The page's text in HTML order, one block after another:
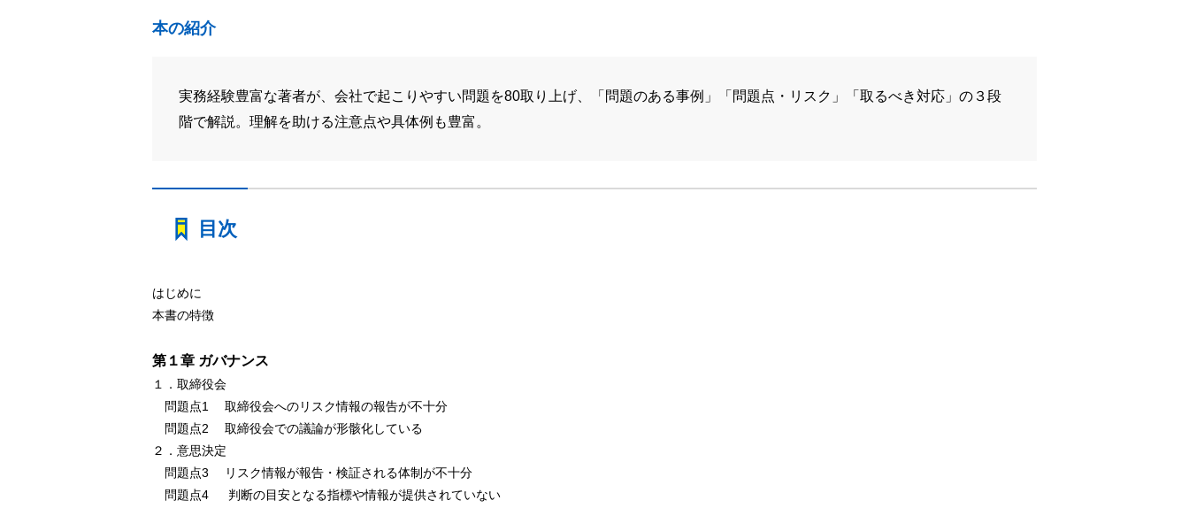
本の紹介
実務経験豊富な著者が、会社で起こりやすい問題を80取り上げ、「問題のある事例」「問題点・リスク」「取るべき対応」の３段
階で解説。理解を助ける注意点や具体例も豊富。
目次
はじめに
本書の特徴
第１章 ガバナンス
１．取締役会
問題点1 取締役会へのリスク情報の報告が不十分
問題点2 取締役会での議論が形骸化している
２．意思決定
問題点3 リスク情報が報告・検証される体制が不十分
問題点4 判断の目安となる指標や情報が提供されていない